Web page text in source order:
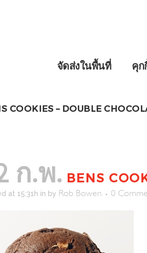
จัดส่งในพื้นที่ คุก
COOKIES – DOUBLE
ก.พ. BENS
at 15:31h in by Rob Bowen 0